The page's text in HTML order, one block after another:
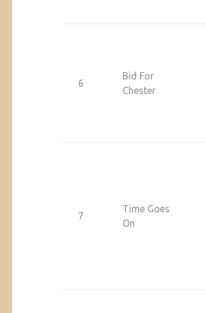
6
Bid For
Chester
7
Time Goes
On